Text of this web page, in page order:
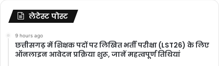
लेटेस्ट पोस्ट
9 hours ago
छत्तीसगढ़ में शिक्षक पदों पर लिखित भर्ती परीक्षा (LST26) के लिए
ऑनलाइन आवेदन प्रक्रिया शुरू, जानें महत्वपूर्ण तिथियां